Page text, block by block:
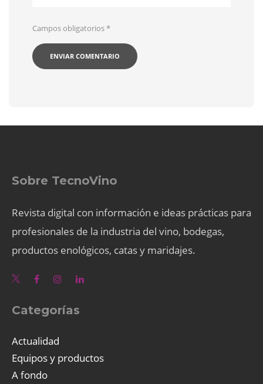
Campos obligatorios*
Sobre TecnoVino
Revista digital con información e ideas prácticas para
profesionales de la industria del vino, bodegas,
productos enológicos, catas y maridajes.
Categorías
Actualidad
Equipos y productos
A fondo